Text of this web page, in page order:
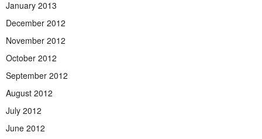
January 2013
December 2012
November 2012
October 2012
September 2012
August 2012
July 2012
June 2012